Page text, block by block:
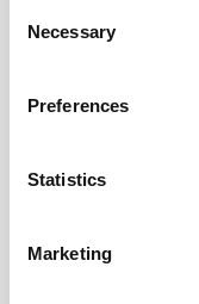
Selection
Necessary
Preferences
Statistics
Marketing